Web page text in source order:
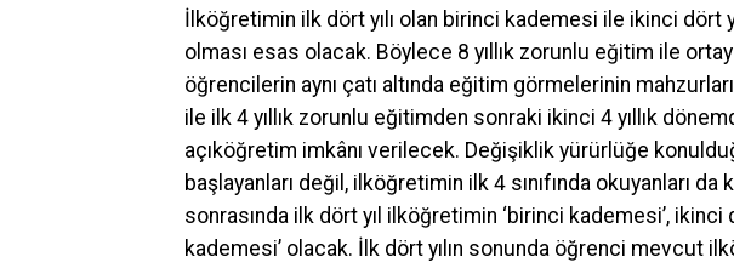
İlköğretimin ilk dört yılı olan birinci kademesi ile ikinci dört
olması esas olacak. Böylece 8 yıllık zorunlu eğitim ile
öğrencilerin aynı çatı altında eğitim görmelerinin
ile ilk 4 yıllık zorunlu eğitimden sonraki ikinci 4 yıllık
açıköğretim imkânı verilecek. Değişiklik yürürlüğe
başlayanları değil, ilköğretimin ilk 4 sınıfında okuyanları
sonrasında ilk dört yıl ilköğretimin ‘birinci kademesi’,
kademesi’ olacak. İlk dört yılın sonunda öğrenci mevcut